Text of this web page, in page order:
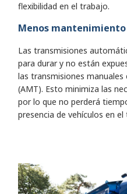
flexibilidad en el trabajo.
Menos
Las transmisiones
para durar y no están
las transmisiones
(AMT). Esto minimiza las
por lo que no perderá
presencia de vehículos en el